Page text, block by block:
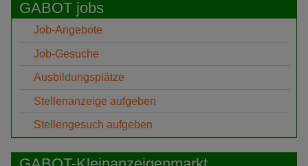
GABOT jobs
Job-Angebote
Job-Gesuche
Ausbildungsplätze
Stellenanzeige aufgeben
Stellengesuch aufgeben